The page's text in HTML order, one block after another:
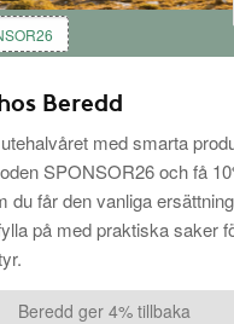
Beredd
med smarta
SPONSOR26 och få
du får den vanliga
på med praktiska saker
Beredd ger 4% tillbaka